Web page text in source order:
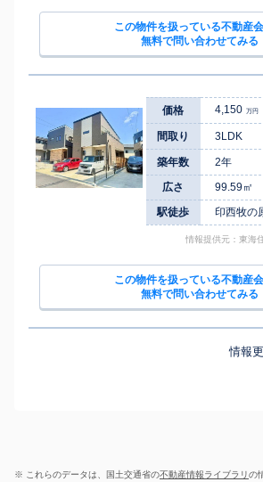
この物件を扱っている不動産
無料で問い合わせてみる
価格 4,150 万円
間取り 3LDK
築年数
2年
広さ
99.59㎡
駅徒歩
印西牧の
情報提供元：東海
この物件を扱っている不動産
無料で問い合わせてみる
情報
※ これらのデータは、国土交通省の不動産情報ライブラリの